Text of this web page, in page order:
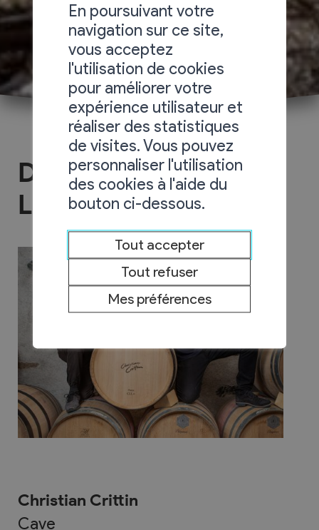
Domaine La Pleine
Lune
Christian Crittin
Cave
En poursuivant votre
navigation sur ce site,
vous acceptez
l'utilisation de cookies
pour améliorer votre
expérience utilisateur et
réaliser des statistiques
de visites. Vous pouvez
personnaliser l'utilisation
des cookies à l'aide du
bouton ci-dessous.
Tout accepter
Tout refuser
Mes préférences